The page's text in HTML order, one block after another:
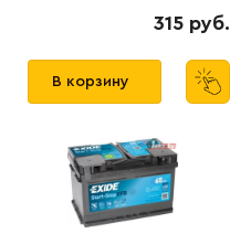
315 руб.
В корзину